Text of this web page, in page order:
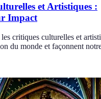
et Artistiques :
Impact
critiques culturelles et
du monde et façonnent